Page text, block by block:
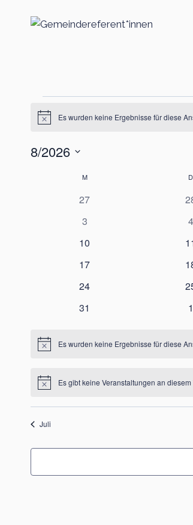
Veranstaltungen
HinweisEs wurden keine Ergebnisse für diese
8/2026
Kalender
MMONTAG D
0
27
0
0
3
0
4
0
10
0
0
17
0
0
24
0
0
31
0
1
HinweisEs wurden keine Ergebnisse für diese
HinweisEs gibt keine Veranstaltungen an diesem
Juli